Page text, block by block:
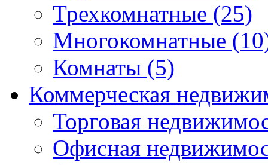
Трехкомнатные (25)
Многокомнатные
Комнаты (5)
Коммерческая
Торговая
Офисная